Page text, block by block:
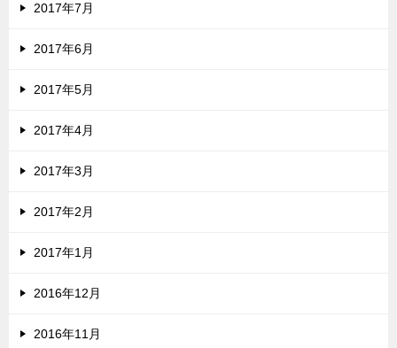
2017年7月
2017年6月
2017年5月
2017年4月
2017年3月
2017年2月
2017年1月
2016年12月
2016年11月